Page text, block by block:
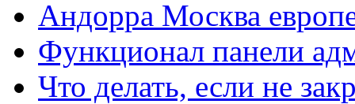
Андорра Москва
Функционал панели
Что делать, если не